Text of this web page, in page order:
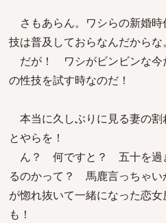
さもあらん。ワシらの新婚
技は普及しておらなんだからな。
だが！ ワシがビンビンな今
の性技を試す時なのだ！
本当に久しぶりに見る妻の
とやらを！
ん？ 何ですと？ 五十を過
るのかって？ 馬鹿言っちゃ
が惚れ抜いて一緒になった恋
も！